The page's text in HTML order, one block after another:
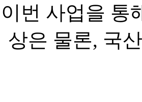
이번 사업을 통
상은 물론, 국